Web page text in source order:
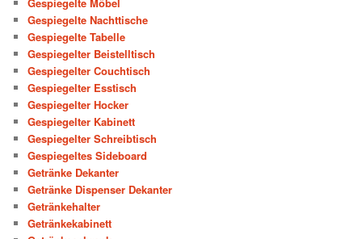
Gespiegelte Nachttische
Gespiegelte Tabelle
Gespiegelter Beistelltisch
Gespiegelter Couchtisch
Gespiegelter Esstisch
Gespiegelter Hocker
Gespiegelter Kabinett
Gespiegelter Schreibtisch
Gespiegeltes Sideboard
Getränke Dekanter
Getränke Dispenser Dekanter
Getränkehalter
Getränkekabinett